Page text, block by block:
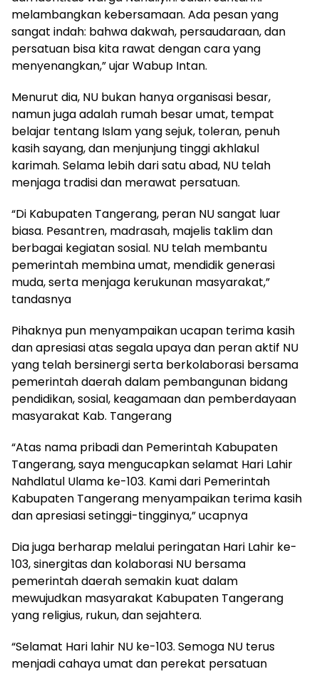
melambangkan kebersamaan. Ada pesan yang
sangat indah: bahwa dakwah, persaudaraan, dan
persatuan bisa kita rawat dengan cara yang
menyenangkan,” ujar Wabup Intan.
Menurut dia, NU bukan hanya organisasi besar,
namun juga adalah rumah besar umat, tempat
belajar tentang Islam yang sejuk, toleran, penuh
kasih sayang, dan menjunjung tinggi akhlakul
karimah. Selama lebih dari satu abad, NU telah
menjaga tradisi dan merawat persatuan.
“Di Kabupaten Tangerang, peran NU sangat luar
biasa. Pesantren, madrasah, majelis taklim dan
berbagai kegiatan sosial. NU telah membantu
pemerintah membina umat, mendidik generasi
muda, serta menjaga kerukunan masyarakat,”
tandasnya
Pihaknya pun menyampaikan ucapan terima kasih
dan apresiasi atas segala upaya dan peran aktif NU
yang telah bersinergi serta berkolaborasi bersama
pemerintah daerah dalam pembangunan bidang
pendidikan, sosial, keagamaan dan pemberdayaan
masyarakat Kab. Tangerang
“Atas nama pribadi dan Pemerintah Kabupaten
Tangerang, saya mengucapkan selamat Hari Lahir
Nahdlatul Ulama ke-103. Kami dari Pemerintah
Kabupaten Tangerang menyampaikan terima kasih
dan apresiasi setinggi-tingginya,” ucapnya
Dia juga berharap melalui peringatan Hari Lahir ke-
103, sinergitas dan kolaborasi NU bersama
pemerintah daerah semakin kuat dalam
mewujudkan masyarakat Kabupaten Tangerang
yang religius, rukun, dan sejahtera.
“Selamat Hari lahir NU ke-103. Semoga NU terus
menjadi cahaya umat dan perekat persatuan